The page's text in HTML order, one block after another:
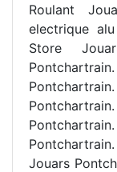
Roulant
electrique
Store
Jouars